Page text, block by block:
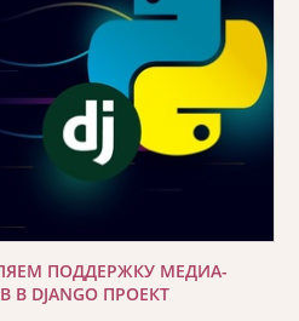
ПОДДЕРЖКУ МЕДИА-
DJANGO ПРОЕКТ